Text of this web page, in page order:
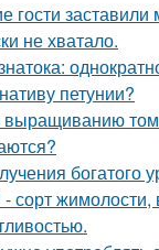
гости
не хватало.
петунии?
выращиванию
богатого
- сорт